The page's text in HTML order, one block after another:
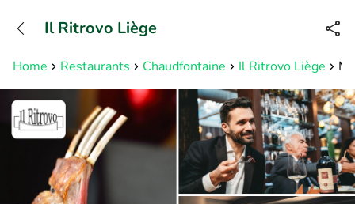
Disponible jusqu'à 23:00 heures
Home Restaurants Chaudfontaine Il Ritrovo Liège
Il Ritrovo Liège